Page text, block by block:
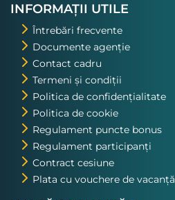
INFORMAȚII UTILE
Întrebări frecvente
Documente agenție
Contact cadru
Termeni și condiții
Politica de confidențialitate
Politica de cookie
Regulament puncte bonus
Regulament participanți
Contract cesiune
Plata cu vouchere de vacanță